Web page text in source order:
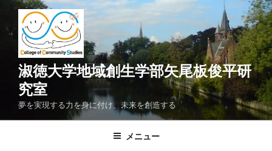
ン
ッ
淑徳大学地域創生学部矢尾板俊平研
究室
夢を実現する力を身に付け、未来を創造する
メニュー